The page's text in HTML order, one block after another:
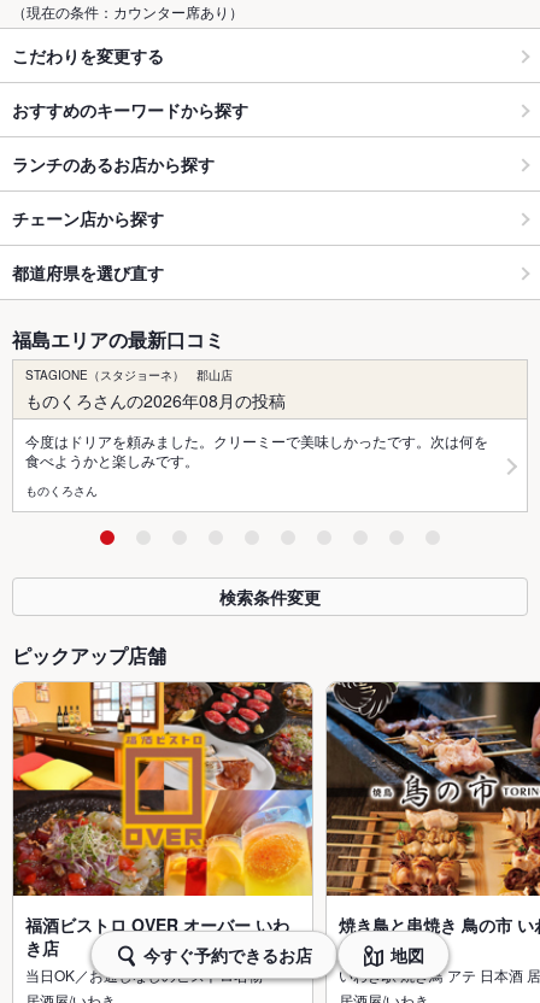
（現在の条件：カウンター席あり）
こだわりを変更する
おすすめのキーワードから探す
ランチのあるお店から探す
チェーン店から探す
都道府県を選び直す
福島エリアの最新口コミ
STAGIONE（スタジョーネ） 郡山店
ものくろさんの2026年08月の投稿
今度はドリアを頼みました。クリーミーで美味しかったです。次は何を
食べようかと楽しみです。
ものくろさん
検索条件変更
ピックアップ店舗
福酒ビストロ OVER オーバー いわ
き店
当日OK／お通しなしのビストロ名物
焼き鳥と串焼き 鳥の市 い
店
いわき駅 焼き鳥 アテ 日本酒
今すぐ予約できるお店 地図